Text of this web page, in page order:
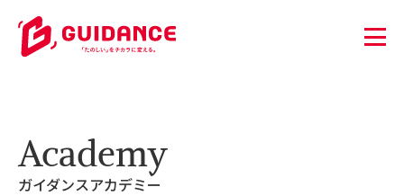
Academy
ガイダンスアカデミー